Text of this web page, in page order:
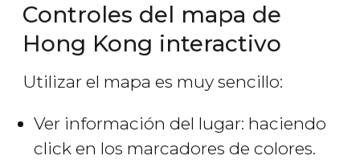
Controles del mapa de
Hong Kong interactivo
Utilizar el mapa es muy sencillo:
Ver información del lugar: haciendo
click en los marcadores de colores.